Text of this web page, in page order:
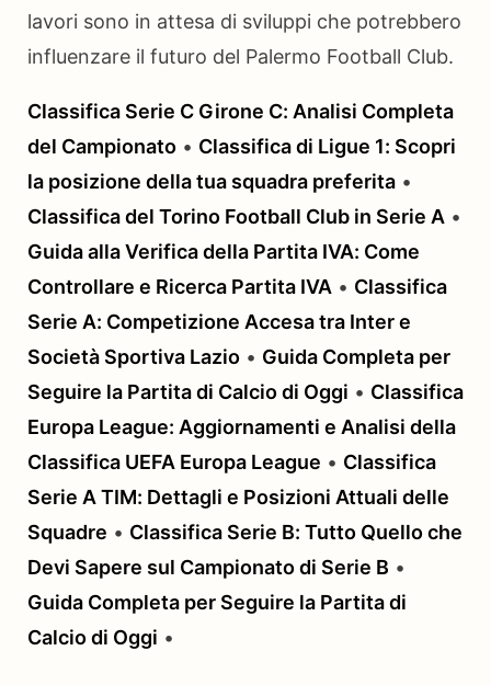
lavori sono in attesa di sviluppi che potrebbero
influenzare il futuro del Palermo Football Club.
Classifica Serie C Girone C: Analisi Completa
del Campionato • Classifica di Ligue 1: Scopri
la posizione della tua squadra preferita •
Classifica del Torino Football Club in Serie A •
Guida alla Verifica della Partita IVA: Come
Controllare e Ricerca Partita IVA • Classifica
Serie A: Competizione Accesa tra Inter e
Società Sportiva Lazio • Guida Completa per
Seguire la Partita di Calcio di Oggi • Classifica
Europa League: Aggiornamenti e Analisi della
Classifica UEFA Europa League • Classifica
Serie A TIM: Dettagli e Posizioni Attuali delle
Squadre • Classifica Serie B: Tutto Quello che
Devi Sapere sul Campionato di Serie B •
Guida Completa per Seguire la Partita di
Calcio di Oggi •